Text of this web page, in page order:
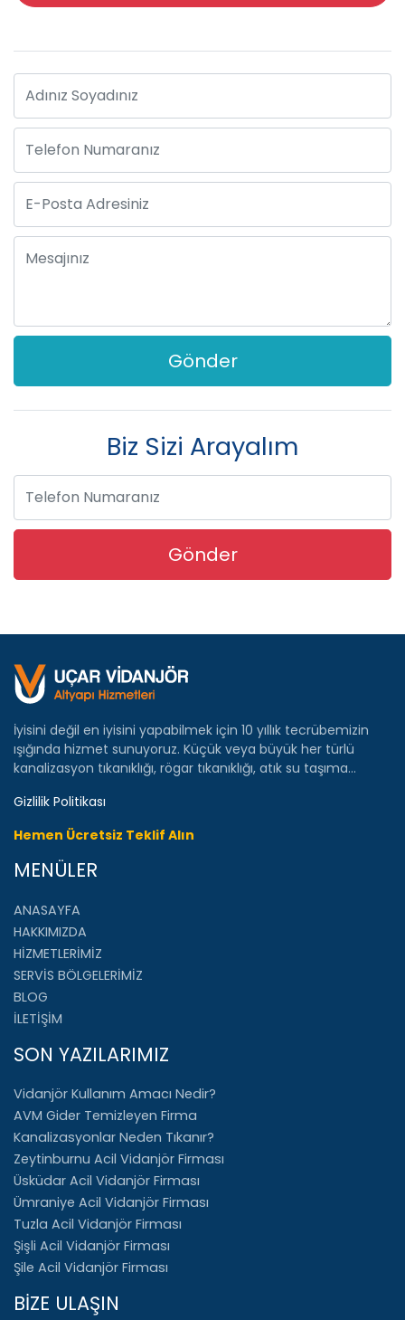
Biz Sizi Arayalım
İyisini değil en iyisini yapabilmek için 10 yıllık tecrübemizin
ışığında hizmet sunuyoruz. Küçük veya büyük her türlü
kanalizasyon tıkanıklığı, rögar tıkanıklığı, atık su taşıma…
Gizlilik Politikası
Hemen Ücretsiz Teklif Alın
MENÜLER
ANASAYFA
HAKKIMIZDA
HİZMETLERİMİZ
SERVİS BÖLGELERİMİZ
BLOG
İLETİŞİM
SON YAZILARIMIZ
Vidanjör Kullanım Amacı Nedir?
AVM Gider Temizleyen Firma
Kanalizasyonlar Neden Tıkanır?
Zeytinburnu Acil Vidanjör Firması
Üsküdar Acil Vidanjör Firması
Ümraniye Acil Vidanjör Firması
Tuzla Acil Vidanjör Firması
Şişli Acil Vidanjör Firması
Şile Acil Vidanjör Firması
BİZE ULAŞIN